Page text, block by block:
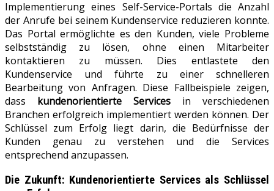
Implementierung eines Self-Service-Portals die Anzahl
der Anrufe bei seinem Kundenservice reduzieren konnte.
Das Portal ermöglichte es den Kunden, viele Probleme
selbstständig zu lösen, ohne einen Mitarbeiter
kontaktieren zu müssen. Dies entlastete den
Kundenservice und führte zu einer schnelleren
Bearbeitung von Anfragen. Diese Fallbeispiele zeigen,
dass kundenorientierte Services in verschiedenen
Branchen erfolgreich implementiert werden können. Der
Schlüssel zum Erfolg liegt darin, die Bedürfnisse der
Kunden genau zu verstehen und die Services
entsprechend anzupassen.
Die Zukunft: Kundenorientierte Servicesals Schlüssel